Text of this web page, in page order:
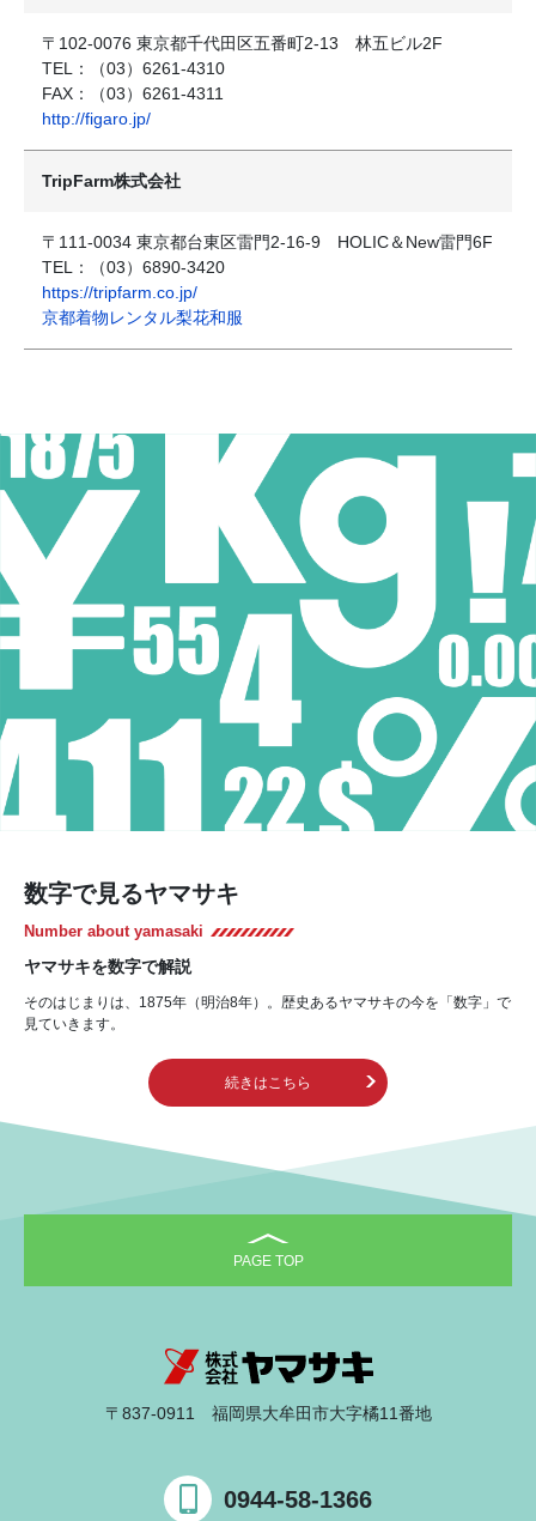
〒102-0076 東京都千代田区五番町2-13 林五ビル2F
TEL：（03）6261-4310
FAX：（03）6261-4311
http://figaro.jp/
TripFarm株式会社
〒111-0034 東京都台東区雷門2-16-9 HOLIC＆New雷門6F
TEL：（03）6890-3420
https://tripfarm.co.jp/
京都着物レンタル梨花和服
数字で見るヤマサキ
Number about yamasaki
ヤマサキを数字で解説
そのはじまりは、1875年（明治8年）。歴史あるヤマサキの今を「数字」で
見ていきます。
続きはこちら
〒837-0911 福岡県大牟田市大字橘11番地
0944-58-1366